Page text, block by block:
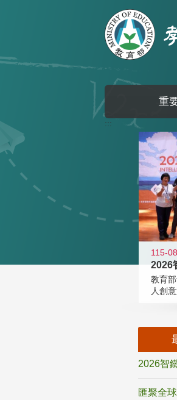
重
:::
115-
2026
教育
人創
2026智
匯聚全